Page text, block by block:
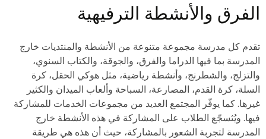
الفرق والأنشطة الترفيهية
تقدم كل مدرسة مجموعة متنوعة من الأنشطة والمنتديات خارج
المدرسة بما فيها الدراما والفرق، والجوقة، والكتاب السنوي،
والتزلج، والشطرنج، وأنشطة رياضية، مثل هوكي الحقل، كرة
السلة، كرة القدم، المصارعة، السباحة وألعاب الميدان والكثير
غيرها. كما يوفّر المجتمع العديد من مجموعات الخدمات للمشاركة
فيها. ويُثسجّع الطلاب على المشاركة في هذه الأنشطة خارج
المدرسة لتجربة الشعور بالمشاركة، حيث أن هذه هي طريقة